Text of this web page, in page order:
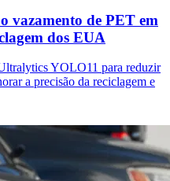
vazamento de PET em
dos EUA
YOLO11 para reduzir
a precisão da reciclagem e